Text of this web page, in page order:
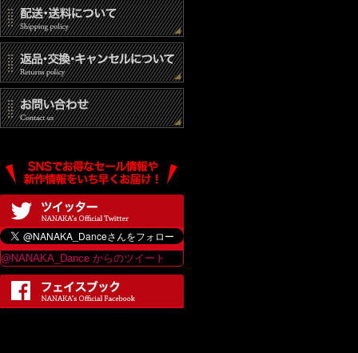
@NANAKA_Dance からのツイート